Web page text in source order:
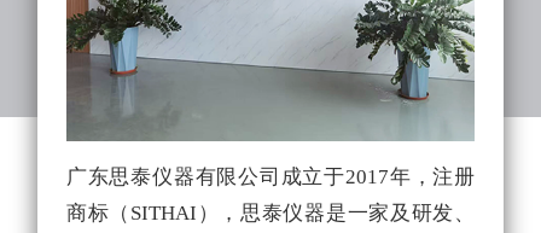
广东思泰仪器有限公司成立于2017年，注册
商标（SITHAI），思泰仪器是一家及研发、